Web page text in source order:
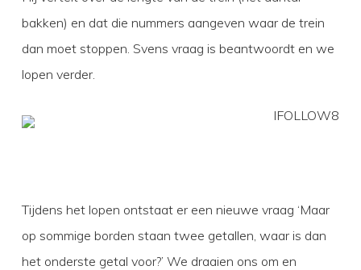
bakken) en dat die nummers aangeven waar de trein
dan moet stoppen. Svens vraag is beantwoordt en we
lopen verder.
Tijdens het lopen ontstaat er een nieuwe vraag ‘Maar
op sommige borden staan twee getallen, waar is dan
het onderste getal voor?’ We draaien ons om en